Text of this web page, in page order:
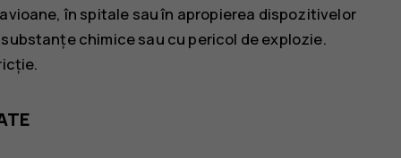
în spitale sau în apropierea dispozitivelor
chimice sau cu pericol de explozie.